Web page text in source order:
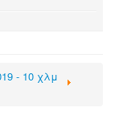
- 10 χλμ